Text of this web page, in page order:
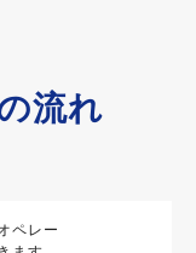
流れ
ペレー